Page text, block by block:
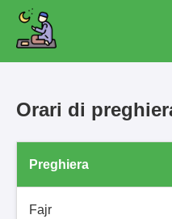
Orari di
Preghiera
Fajr